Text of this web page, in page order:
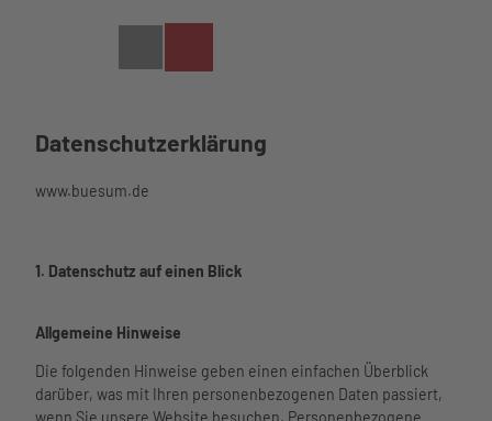
im
nft
finden
Linkliste
Veranstaltungen
Highlights
Tickets online
Alles auf
einen
Blick
Aktivitäten
Aktivitäten im
Datenschutzerklärung
www.buesum.de
1. Datenschutz auf einen Blick
Allgemeine Hinweise
Die folgenden Hinweise geben einen einfachen Überblick
darüber, was mit Ihren personenbezogenen Daten passiert,